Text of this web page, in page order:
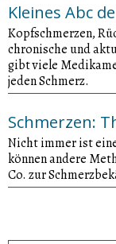
Kleines Abc
Kopfschmerzen,
chronische und
gibt viele
jeden Schmerz.
Schmerzen:
Nicht immer ist
können andere
Co. zur